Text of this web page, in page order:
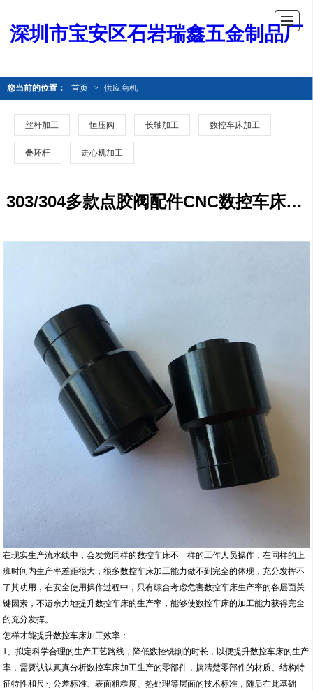
深圳市宝安区石岩瑞鑫五金制品厂
您当前的位置： 首页 > 供应商机
丝杆加工 恒压阀 长轴加工 数控车床加工
叠环杆 走心机加工
303/304多款点胶阀配件CNC数控车床加工工艺 摩托车摄像头铝合金外壳数控车床加工 来图来样
在现实生产流水线中，会发觉同样的数控车床不一样的工作人员操作，在同样的上
班时间内生产率差距很大，很多数控车床加工能力做不到完全的体现，充分发挥不
了其功用，在安全使用操作过程中，只有综合考虑危害数控车床生产率的各层面关
键因素，不遗余力地提升数控车床的生产率，能够使数控车床的加工能力获得完全
的充分发挥。
怎样才能提升数控车床加工效率：
1、拟定科学合理的生产工艺路线，降低数控铣削的时长，以便提升数控车床的生产
率，需要认认真真分析数控车床加工生产的零部件，搞清楚零部件的材质、结构特
征特性和尺寸公差标准、表面粗糙度、热处理等层面的技术标准，随后在此基础